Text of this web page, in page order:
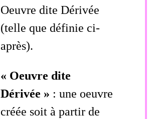
Oeuvre dite Dérivée
(telle que définie ci-
après).
« Oeuvre dite
Dérivée » : une oeuvre
créée soit à partir de